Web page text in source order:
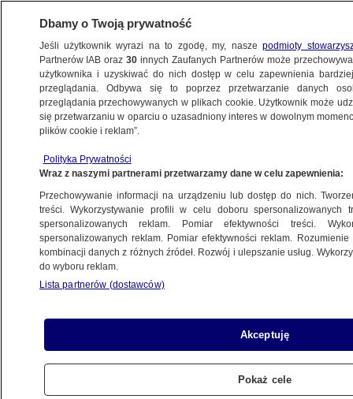
ŚWIAT
11.05.2013, 13:52
Udostępnij
Dbamy o Twoją prywatność
Jeśli użytkownik wyrazi na to zgodę, my, naszepodmioty
Partnerów IAB oraz30 innych Zaufanych Partnerów może
użytkownika i uzyskiwać do nich dostęp w celu zapewnienia
przeglądania. Odbywa się to poprzez przetwarzanie danych
przeglądania przechowywanych w plikach cookie. Użytkownik może
się przetwarzaniu w oparciu o uzasadniony interes w dowolnym
plików cookie i reklam”.
Polityka Prywatności
Wraz z naszymi partnerami przetwarzamy dane w celu zapewnienia:
Przechowywanie informacji na urządzeniu lub dostęp do nich.
treści. Wykorzystywanie profili w celu doboru spersonalizowanych
spersonalizowanych reklam. Pomiar efektywności treści.
spersonalizowanych reklam. Pomiar efektywności reklam.
kombinacji danych z różnych źródeł. Rozwój i ulepszanie usług.
do wyboru reklam.
Lista partnerów (dostawców)
Akceptuję
Pokaż cele